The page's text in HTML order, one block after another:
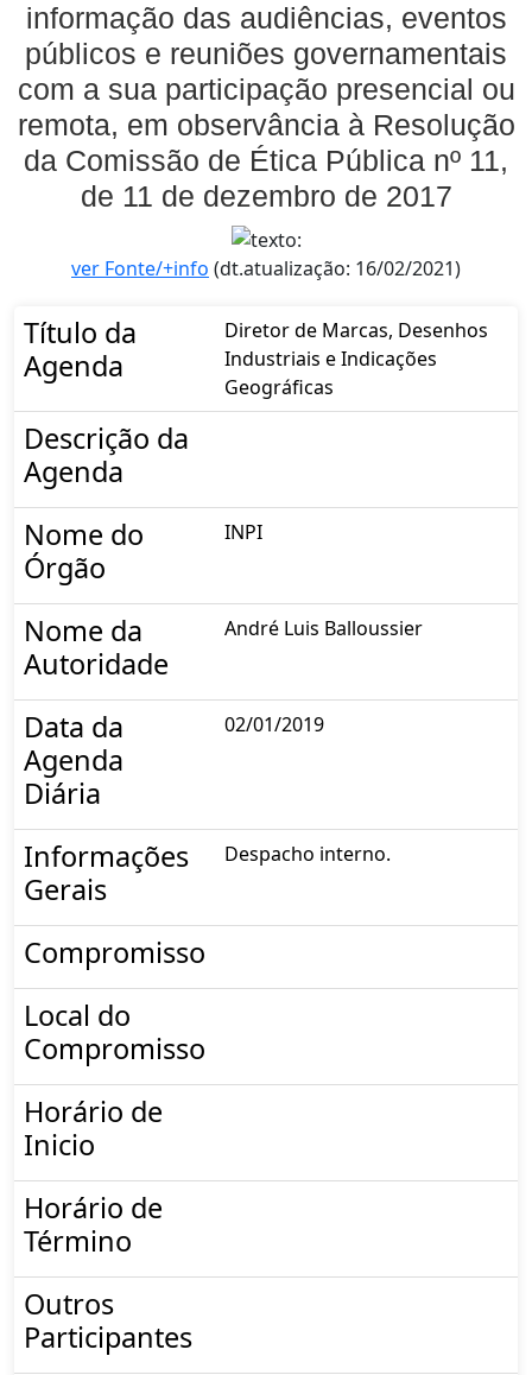
informação das audiências, eventos
públicos e reuniões governamentais
com a sua participação presencial ou
remota, em observância à Resolução
da Comissão de Ética Pública nº 11,
de 11 de dezembro de 2017
ver Fonte/+info (dt.atualização: 16/02/2021)
Título da
Agenda
Diretor de Marcas, Desenhos
Industriais e Indicações
Geográficas
Descrição da
Agenda
Nome do
Órgão
INPI
Nome da
Autoridade
André Luis Balloussier
Data da
Agenda
Diária
02/01/2019
Informações
Gerais
Despacho interno.
Compromisso
Local do
Compromisso
Horário de
Inicio
Horário de
Término
Outros
Participantes